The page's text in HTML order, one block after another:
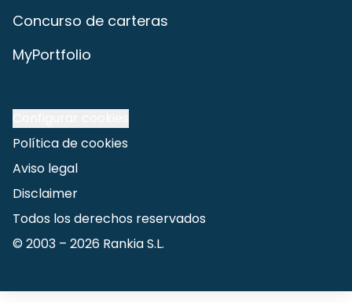
Concurso de carteras
MyPortfolio
Política de cookies
Aviso legal
Disclaimer
Todos los derechos reservados
© 2003 – 2026 Rankia S.L.